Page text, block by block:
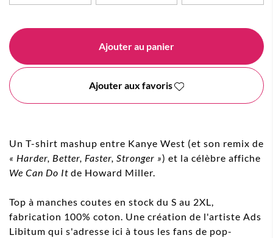
Ajouter au panier
Ajouter aux favoris
Un T-shirt mashup entre Kanye West (et son remix de
« Harder, Better, Faster, Stronger ») et la célèbre affiche
We Can Do It de Howard Miller.
Top à manches coutes en stock du S au 2XL,
fabrication 100% coton. Une création de l'artiste Ads
Libitum qui s'adresse ici à tous les fans de pop-